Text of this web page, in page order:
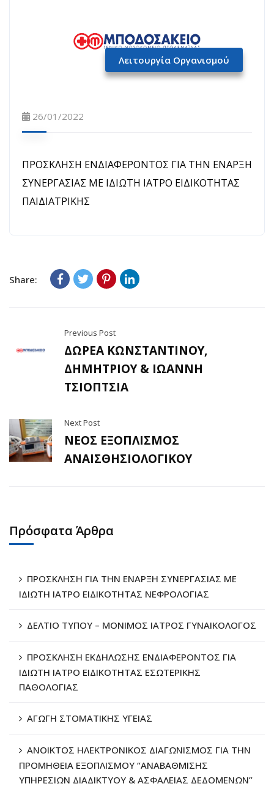
Λειτουργία Οργανισμού
26/01/2022
ΠΡΟΣΚΛΗΣΗ ΕΝΔΙΑΦΕΡΟΝΤΟΣ ΓΙΑ ΤΗΝ ΕΝΑΡΞΗ
ΣΥΝΕΡΓΑΣΙΑΣ ΜΕ ΙΔΙΩΤΗ ΙΑΤΡΟ ΕΙΔΙΚΟΤΗΤΑΣ
ΠΑΙΔΙΑΤΡΙΚΗΣ
Share:
Previous Post
ΔΩΡΕΑ ΚΩΝΣΤΑΝΤΙΝΟΥ,
ΔΗΜΗΤΡΙΟΥ & ΙΩΑΝΝΗ
ΤΣΙΟΠΤΣΙΑ
Next Post
ΝΕΟΣ ΕΞΟΠΛΙΣΜΟΣ
ΑΝΑΙΣΘΗΣΙΟΛΟΓΙΚΟΥ
Πρόσφατα Άρθρα
ΠΡΟΣΚΛΗΣΗ ΓΙΑ ΤΗΝ ΕΝΑΡΞΗ ΣΥΝΕΡΓΑΣΙΑΣ ΜΕ
ΙΔΙΩΤΗ ΙΑΤΡΟ ΕΙΔΙΚΟΤΗΤΑΣ ΝΕΦΡΟΛΟΓΙΑΣ
ΔΕΛΤΙΟ ΤΥΠΟΥ – ΜΟΝΙΜΟΣ ΙΑΤΡΟΣ ΓΥΝΑΙΚΟΛΟΓΟΣ
ΠΡΟΣΚΛΗΣΗ ΕΚΔΗΛΩΣΗΣ ΕΝΔΙΑΦΕΡΟΝΤΟΣ ΓΙΑ
ΙΔΙΩΤΗ ΙΑΤΡΟ ΕΙΔΙΚΟΤΗΤΑΣ ΕΣΩΤΕΡΙΚΗΣ
ΠΑΘΟΛΟΓΙΑΣ
ΑΓΩΓΗ ΣΤΟΜΑΤΙΚΗΣ ΥΓΕΙΑΣ
ΑΝΟΙΚΤΟΣ ΗΛΕΚΤΡΟΝΙΚΟΣ ΔΙΑΓΩΝΙΣΜΟΣ ΓΙΑ ΤΗΝ
ΠΡΟΜΗΘΕΙΑ ΕΞΟΠΛΙΣΜΟΥ “ΑΝΑΒΑΘΜΙΣΗΣ
ΥΠΗΡΕΣΙΩΝ ΔΙΑΔΙΚΤΥΟΥ & ΑΣΦΑΛΕΙΑΣ ΔΕΔΟΜΕΝΩΝ”